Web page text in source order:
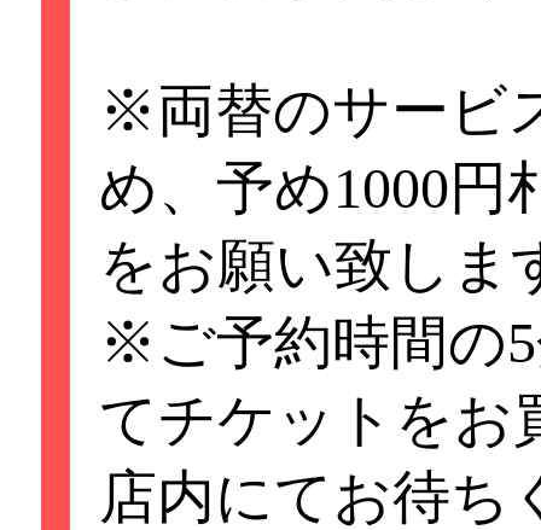
※両替のサービ
め、予め1000円
をお願い致しま
※ご予約時間の
てチケットをお
店内にてお待ち
（3,480円⇒2,980
★LINEお友だち
友だち登録で通
メントを初回無
しく！